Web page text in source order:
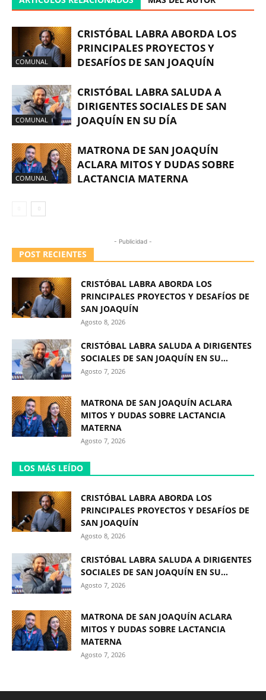
COMUNAL
CRISTÓBAL LABRA ABORDA LOS
PRINCIPALES PROYECTOS Y
DESAFÍOS DE SAN JOAQUÍN
COMUNAL
CRISTÓBAL LABRA SALUDA A
DIRIGENTES SOCIALES DE SAN
JOAQUÍN EN SU DÍA
COMUNAL
MATRONA DE SAN JOAQUÍN
ACLARA MITOS Y DUDAS SOBRE
LACTANCIA MATERNA
- Publicidad -
POST RECIENTES
CRISTÓBAL LABRA ABORDA LOS
PRINCIPALES PROYECTOS Y DESAFÍOS DE
SAN JOAQUÍN
Agosto 8, 2026
CRISTÓBAL LABRA SALUDA A DIRIGENTES
SOCIALES DE SAN JOAQUÍN EN SU...
Agosto 7, 2026
MATRONA DE SAN JOAQUÍN ACLARA
MITOS Y DUDAS SOBRE LACTANCIA
MATERNA
Agosto 7, 2026
LOS MÁS LEÍDO
CRISTÓBAL LABRA ABORDA LOS
PRINCIPALES PROYECTOS Y DESAFÍOS DE
SAN JOAQUÍN
Agosto 8, 2026
CRISTÓBAL LABRA SALUDA A DIRIGENTES
SOCIALES DE SAN JOAQUÍN EN SU...
Agosto 7, 2026
MATRONA DE SAN JOAQUÍN ACLARA
MITOS Y DUDAS SOBRE LACTANCIA
MATERNA
Agosto 7, 2026